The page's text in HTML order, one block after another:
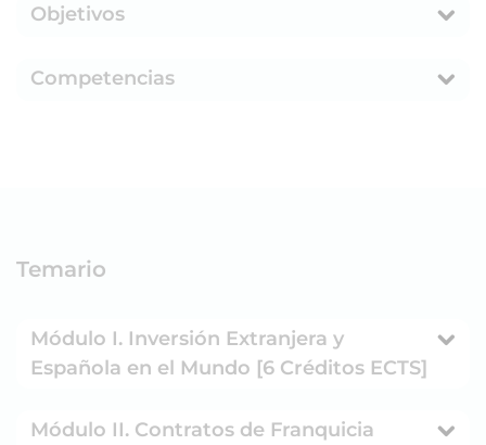
Objetivos
Competencias
Temario
Módulo I. Inversión Extranjera y
Española en el Mundo [6 Créditos ECTS]
Módulo II. Contratos de Franquicia